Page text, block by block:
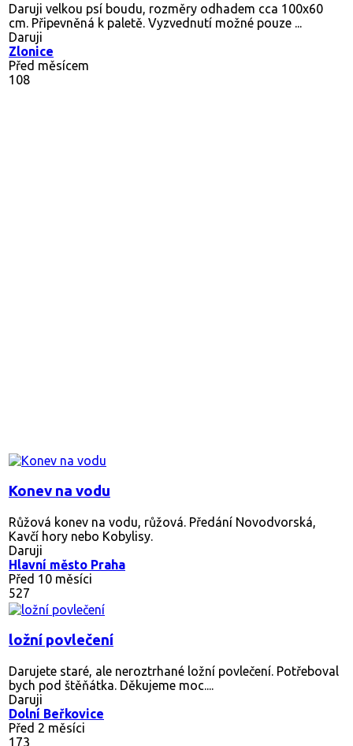
Daruji velkou psí boudu, rozměry odhadem cca 100x60
cm. Připevněná k paletě. Vyzvednutí možné pouze ...
Daruji
Zlonice
Před měsícem
108
Konev na vodu
Růžová konev na vodu, růžová. Předání Novodvorská,
Kavčí hory nebo Kobylisy.
Daruji
Hlavní město Praha
Před 10 měsíci
527
ložní povlečení
Darujete staré, ale neroztrhané ložní povlečení. Potřeboval
bych pod štěňátka. Děkujeme moc....
Daruji
Dolní Beřkovice
Před 2 měsíci
173